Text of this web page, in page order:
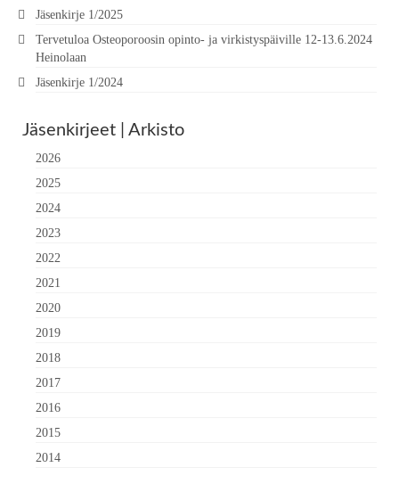
Jäsenkirje 1/2025
Tervetuloa Osteoporoosin opinto- ja virkistyspäiville 12-13.6.2024
Heinolaan
Jäsenkirje 1/2024
Jäsenkirjeet | Arkisto
2026
2025
2024
2023
2022
2021
2020
2019
2018
2017
2016
2015
2014